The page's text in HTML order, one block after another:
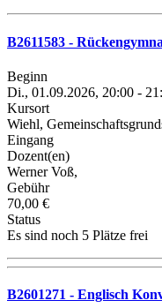
B2611583 -
Beginn
Di., 01.09.2026, 20:00 -
Kursort
Wiehl,
Eingang
Dozent(en)
Werner Voß,
Gebühr
70,00 €
Status
Es sind noch 5 Plätze frei
B2601271 - Englisch